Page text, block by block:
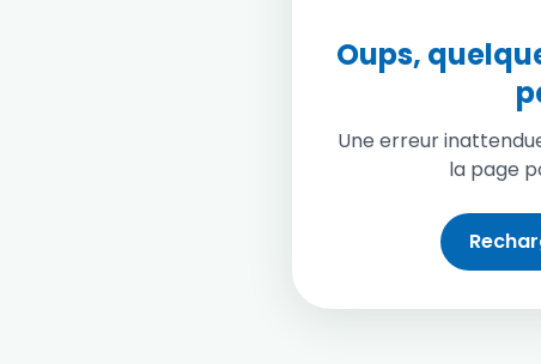
Oups,
Une erreur
la page